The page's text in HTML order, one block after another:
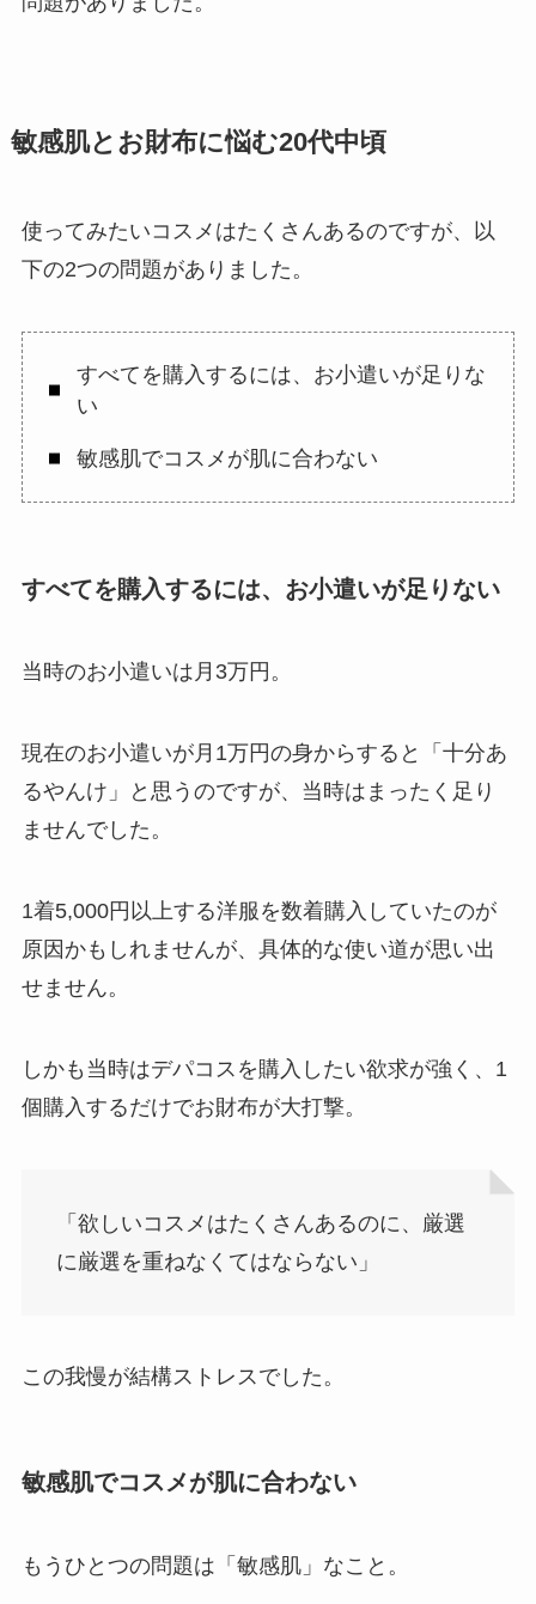
敏感肌とお財布に悩む20代中頃
使ってみたいコスメはたくさんあるのですが、以
下の2つの問題がありました。
すべてを購入するには、お小遣いが足りな
い
敏感肌でコスメが肌に合わない
すべてを購入するには、お小遣いが足りない
当時のお小遣いは月3万円。
現在のお小遣いが月1万円の身からすると「十分あ
るやんけ」と思うのですが、当時はまったく足り
ませんでした。
1着5,000円以上する洋服を数着購入していたのが
原因かもしれませんが、具体的な使い道が思い出
せません。
しかも当時はデパコスを購入したい欲求が強く、1
個購入するだけでお財布が大打撃。
「欲しいコスメはたくさんあるのに、厳選
に厳選を重ねなくてはならない」
この我慢が結構ストレスでした。
敏感肌でコスメが肌に合わない
もうひとつの問題は「敏感肌」なこと。